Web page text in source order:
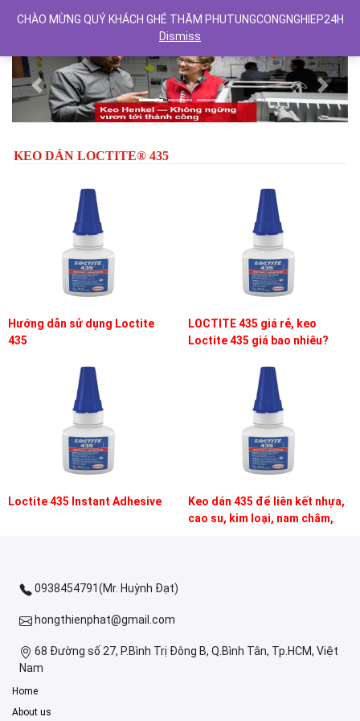
Previous Next
KEO DÁN LOCTITE® 435
Hướng dẫn sử dụng Loctite
435
LOCTITE 435 giá rẻ, keo
Loctite 435 giá bao nhiêu?
Loctite 435 Instant Adhesive
Keo dán 435 để liên kết nhựa,
cao su, kim loại, nam châm,
0938454791(Mr. Huỳnh Đạt)
hongthienphat@gmail.com
68 Đường số 27, P.Bình Trị Đông B, Q.Bình Tân, Tp.HCM, Việt
Nam
Home
About us
CHÀO MỪNG QUÝ KHÁCH GHÉ THĂM PHUTUNGCONGNGHIEP24H
Dismiss